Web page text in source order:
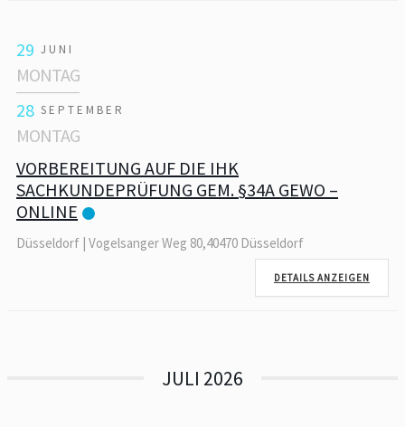
29 JUNI
MONTAG
28 SEPTEMBER
MONTAG
VORBEREITUNG AUF DIE IHK
SACHKUNDEPRÜFUNG GEM. §34A GEWO –
ONLINE
Düsseldorf | Vogelsanger Weg 80,40470 Düsseldorf
DETAILS ANZEIGEN
JULI 2026